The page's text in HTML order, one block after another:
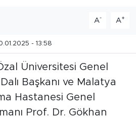
pankreas kanseri
metastazları tespit
HİPEK yöntemi ve
tedavi sürecini
etti.
uyguladığımız